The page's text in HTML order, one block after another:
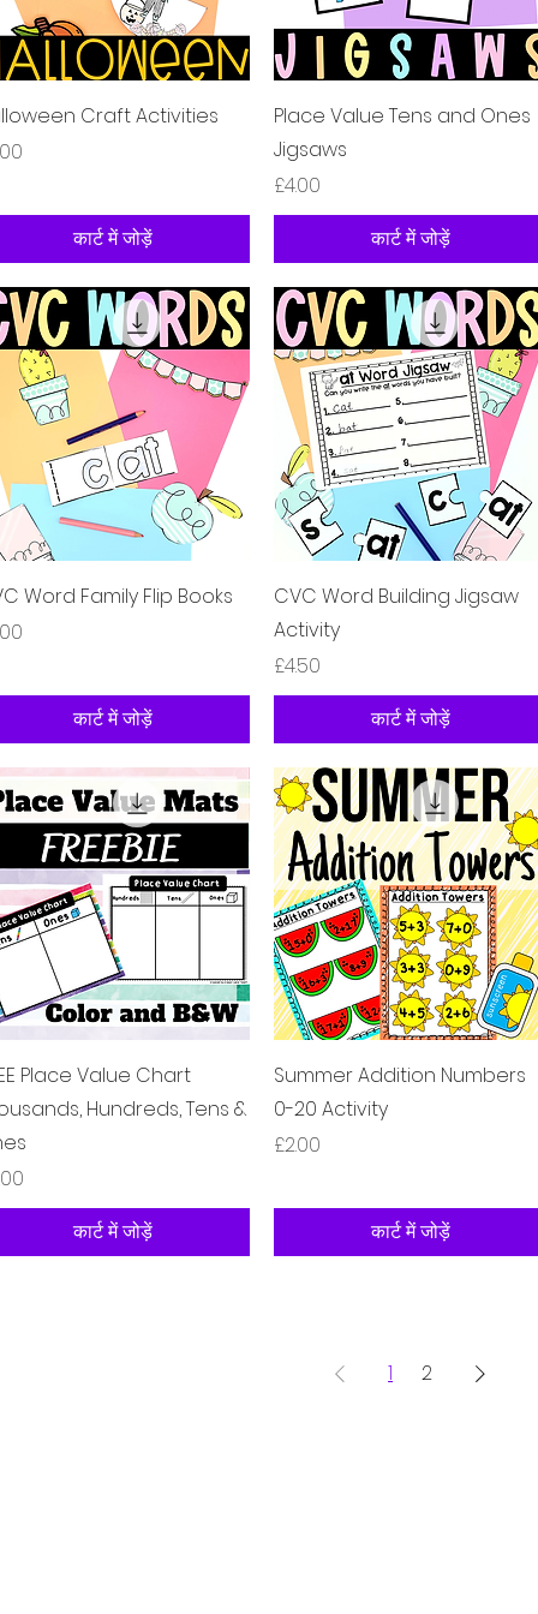
त्वरित दृश्य
Craft Activities
कार्ट में जोड़ें
त्वरित दृश्य
Place Value Tens and Ones
Jigsaws
मूल्य
£4.00
कार्ट में जोड़ें
त्वरित दृश्य
Word Family Flip Books
कार्ट में जोड़ें
त्वरित दृश्य
CVC Word Building Jigsaw
Activity
मूल्य
£4.50
कार्ट में जोड़ें
त्वरित दृश्य
Place Value Chart
Hundreds, Tens &
कार्ट में जोड़ें
त्वरित दृश्य
Summer Addition Numbers
0-20 Activity
मूल्य
£2.00
कार्ट में जोड़ें
1 2